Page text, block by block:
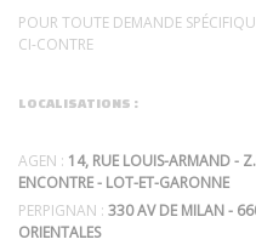
POUR TOUTE DEMANDE
CI-CONTRE
LOCALISATIONS :
AGEN : 14, RUE LOUIS-ARMAND -
ENCONTRE - LOT-ET-GARONNE
PERPIGNAN : 330 AV DE MILAN -
ORIENTALES